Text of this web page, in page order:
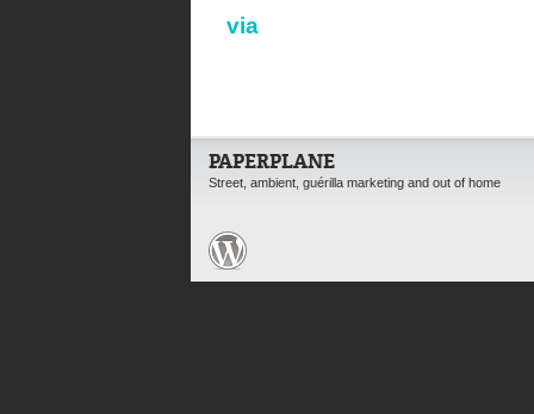
via
PAPERPLANE
Street, ambient, guérilla marketing and out of home